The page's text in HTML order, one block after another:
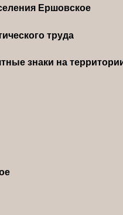
Ершовское
труда
знаки на